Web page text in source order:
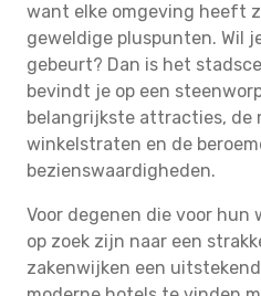
want elke omgeving heeft
geweldige pluspunten. Wil
gebeurt? Dan is het
bevindt je op een
belangrijkste attracties, de
winkelstraten en de
bezienswaardigheden.
Voor degenen die voor hun
op zoek zijn naar een
zakenwijken een